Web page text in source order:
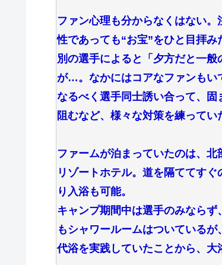
ファン心理も分からなくはない
性であっても“お宝”をひと目拝み
別の選手によると「夕方だと一
が…。なかにはコアなファンもい
なるべく選手同士誘い合って、
阻むなど、様々な対策を練ってい
ファームが泊まっていたのは、
リゾートホテル。道を隔ててす
り入浴も可能。
キャンプ期間中は選手のみなら
もシャワールームはついている
代浴を実践していたことから、大